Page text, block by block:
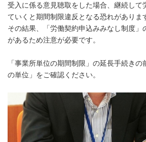
受入に係る意見聴取をした場合、継続して
ていくと期間制限違反となる恐れがありま
その結果、「労働契約申込みみなし制度」
があるため注意が必要です。
「事業所単位の期間制限」の延長手続き
の単位」をご確認ください。